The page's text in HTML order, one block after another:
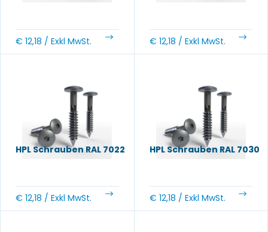
€ 12,18 / Exkl MwSt. € 12,18 / Exkl MwSt.
HPL Schrauben RAL 7022
€ 12,18 / Exkl MwSt.
HPL Schrauben RAL 7030
€ 12,18 / Exkl MwSt.